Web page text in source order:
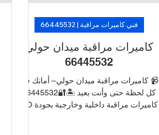
كاميرات مراقبة ميدان حولي
66445532
📹 كاميرات مراقبة ميدان حولي– أمانك في
كل لحظة حتى وأنت بعيد 🏝️🔐66445532
كاميرات مراقبة داخلية وخارجية بجودة HD
فني كاميرات مراقبة | 66445532